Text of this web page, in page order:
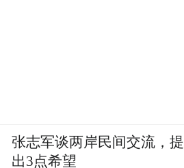
张志军谈两岸民间交流，提
出3点希望